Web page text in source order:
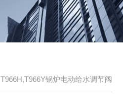
T966H,T966Y锅炉电动给水调节阀